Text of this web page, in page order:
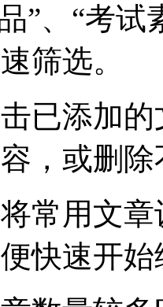
”、“考
筛选。
已添加
，或删
常用文
快速开始